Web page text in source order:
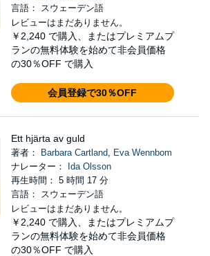
言語： スウェーデン語
レビューはまだありません。
￥2,240 で購入、またはプレミアムプ
ランの無料体験を始めて非会員価格
の30％OFF で購入
会員登録で30％OFF
Ett hjärta av guld
著者： Barbara Cartland, Eva Wennbom
ナレーター：
Ida Olsson
再生時間： 5 時間 17 分
言語： スウェーデン語
レビューはまだありません。
￥2,240 で購入、またはプレミアムプ
ランの無料体験を始めて非会員価格
の30％OFF で購入